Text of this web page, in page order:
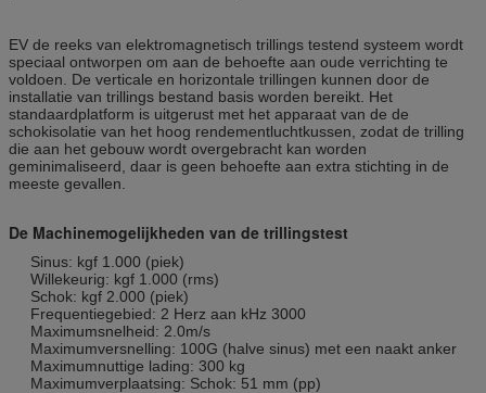
EV de reeks van elektromagnetisch trillings testend systeem wordt
speciaal ontworpen om aan de behoefte aan oude verrichting te
voldoen. De verticale en horizontale trillingen kunnen door de
installatie van trillings bestand basis worden bereikt. Het
standaardplatform is uitgerust met het apparaat van de de
schokisolatie van het hoog rendementluchtkussen, zodat de trilling
die aan het gebouw wordt overgebracht kan worden
geminimaliseerd, daar is geen behoefte aan extra stichting in de
meeste gevallen.
De Machinemogelijkheden van de trillingstest
Sinus: kgf 1.000 (piek)
Willekeurig: kgf 1.000 (rms)
Schok: kgf 2.000 (piek)
Frequentiegebied: 2 Herz aan kHz 3000
Maximumsnelheid: 2.0m/s
Maximumversnelling: 100G (halve sinus) met een naakt anker
Maximumnuttige lading: 300 kg
Maximumverplaatsing: Schok: 51 mm (pp)